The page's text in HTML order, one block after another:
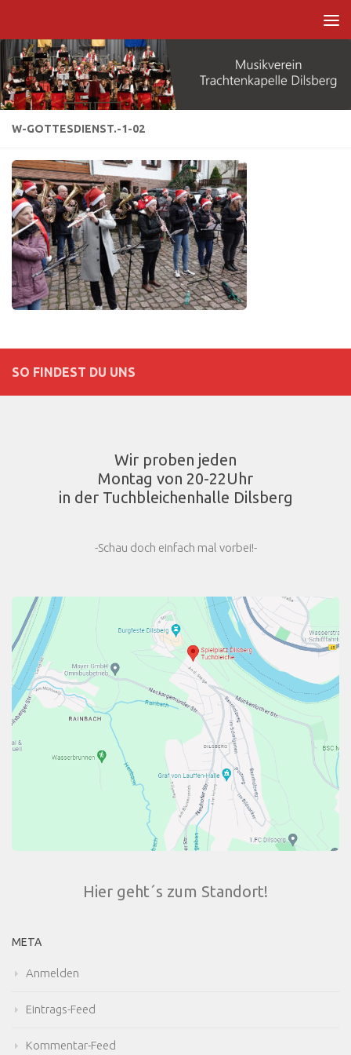
W-GOTTESDIENST.-1-02
SO FINDEST DU UNS
Wir proben jeden
Montag von 20-22Uhr
in der Tuchbleichenhalle Dilsberg
-Schau doch einfach mal vorbei!-
Hier geht´s zum Standort!
META
Anmelden
Eintrags-Feed
Kommentar-Feed